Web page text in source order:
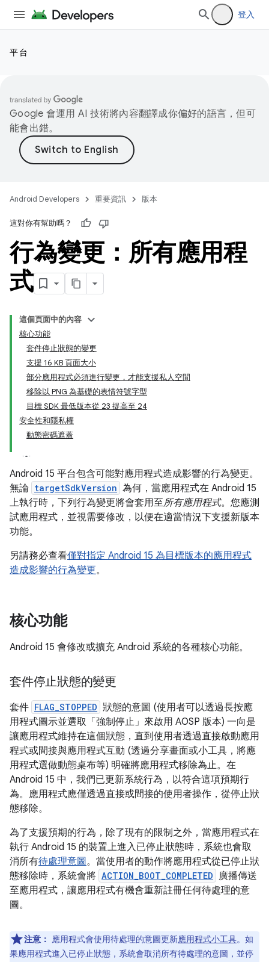
登入
平台
Google 會運用 AI 技術將內容翻譯成你偏好的語言，但可
能會出錯。
Android Developers 重要資訊 版本
這對你有幫助嗎？
行為變更：所有應用程
式
這個頁面中的內容
核心功能
套件停止狀態的變更
支援 16 KB 頁面大小
部分應用程式必須進行變更，才能支援私人空間
移除以 PNG 為基礎的表情符號字型
目標 SDK 最低版本從 23 提高至 24
安全性和隱私權
動態密碼遮蓋
Android 15 平台包含可能對應用程式造成影響的行為變更。
無論 targetSdkVersion 為何，當應用程式在 Android 15
上執行時，下列行為變更將會套用至所有應用程式。您應測
試應用程式，並視需要修改，以便在適當情況下支援新版本
功能。
另請務必查看僅對指定 Android 15 為目標版本的應用程式
造成影響的行為變更。
核心功能
Android 15 會修改或擴充 Android 系統的各種核心功能。
套件停止狀態的變更
套件 FLAG_STOPPED 狀態的意圖 (使用者可以透過長按應
用程式圖示並選取「強制停止」來啟用 AOSP 版本) 一向是
讓應用程式維持在這個狀態，直到使用者透過直接啟動應用
程式或間接與應用程式互動 (透過分享畫面或小工具，將應
用程式選做動態桌布等) 明確將應用程式移除為止。在
Android 15 中，我們已更新系統行為，以符合這項預期行
為。應用程式應僅透過直接或間接的使用者操作，從停止狀
態移除。
為了支援預期的行為，除了現有的限制之外，當應用程式在
執行 Android 15 的裝置上進入已停止狀態時，系統也會取
消所有待處理意圖。當使用者的動作將應用程式從已停止狀
態移除時，系統會將 ACTION_BOOT_COMPLETED 廣播傳送
至應用程式，讓應用程式有機會重新註冊任何待處理的意
圖。
注意： 應用程式會使用待處理的意圖更新應用程式小工具。如
果應用程式進入已停止狀態，系統會取消所有待處理的意圖，並停